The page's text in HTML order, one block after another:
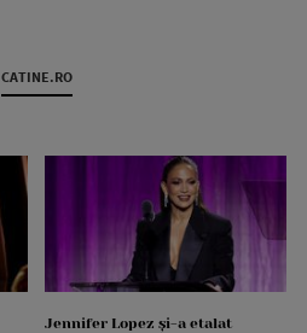
CATINE.RO
Jennifer Lopez și-a etalat